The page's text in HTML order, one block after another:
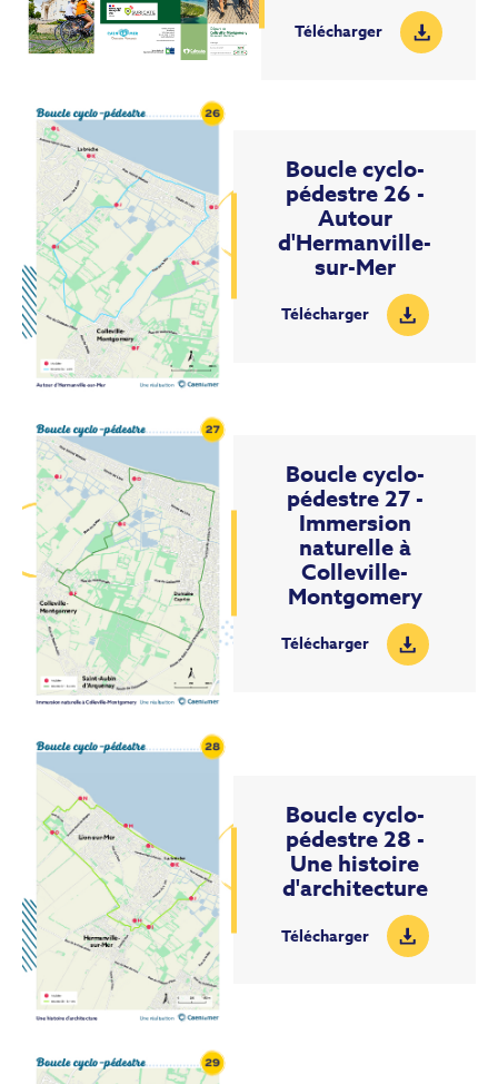
Télécharger
Boucle cyclo-
pédestre 26 -
Autour
d'Hermanville-
sur-Mer
Télécharger
Boucle cyclo-
pédestre 27 -
Immersion
naturelle à
Colleville-
Montgomery
Télécharger
Boucle cyclo-
pédestre 28 -
Une histoire
d'architecture
Télécharger